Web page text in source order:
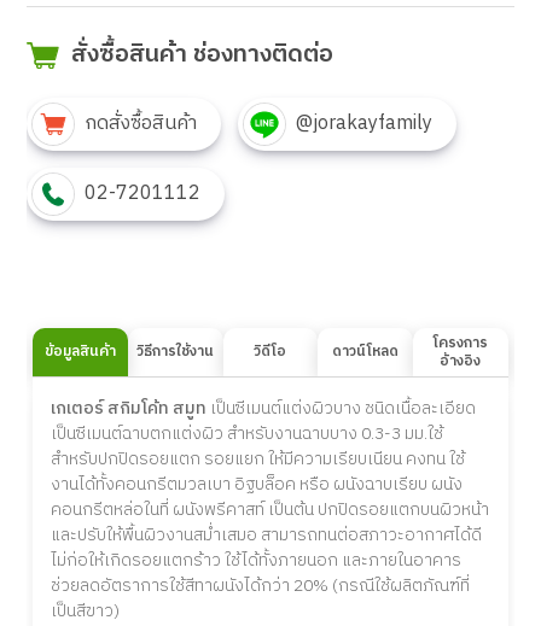
สั่งซื้อสินค้า ช่องทางติดต่อ
กดสั่งซื้อสินค้า @jorakayfamily
02-7201112
ข้อมูลสินค้า วิธีการใช้งาน วิดีโอ ดาวน์โหลด โครงการ
อ้างอิง
เกเตอร์ สกิมโค้ท สมูท เป็นซีเมนต์แต่งผิวบาง ชนิดเนื้อละเอียด
เป็นซีเมนต์ฉาบตกแต่งผิว สำหรับงานฉาบบาง 0.3-3 มม.ใช้
สำหรับปกปิดรอยแตก รอยแยก ให้มีความเรียบเนียน คงทน ใช้
งานได้ทั้งคอนกรีตมวลเบา อิฐบล็อค หรือ ผนังฉาบเรียบ ผนัง
คอนกรีตหล่อในที่ ผนังพรีคาสท์ เป็นต้น ปกปิดรอยแตกบนผิวหน้า
และปรับให้พื้นผิวงานสม่ำเสมอ สามารถทนต่อสภาวะอากาศได้ดี
ไม่ก่อให้เกิดรอยแตกร้าว ใช้ได้ทั้งภายนอก และภายในอาคาร
ช่วยลดอัตราการใช้สีทาผนังได้กว่า 20% (กรณีใช้ผลิตภัณฑ์ที่
เป็นสีขาว)